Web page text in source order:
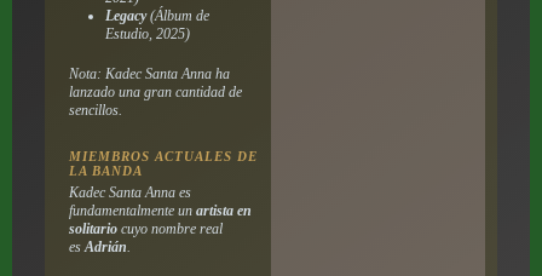
Legacy(Álbum de
Estudio, 2025)
Nota: Kadec Santa Anna ha
lanzado una gran cantidad de
sencillos.
MIEMBROS ACTUALES DE
LA BANDA
Kadec Santa Anna es
fundamentalmente un artista en
solitariocuyo nombre real
esAdrián.